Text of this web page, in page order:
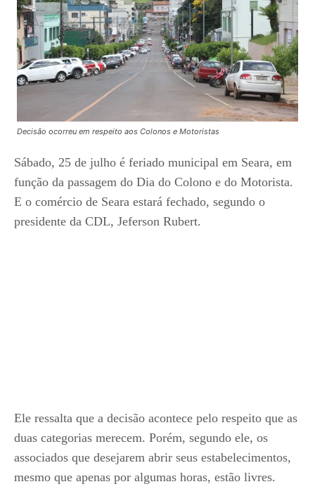
Decisão ocorreu em respeito aos Colonos e Motoristas
Sábado, 25 de julho é feriado municipal em Seara, em
função da passagem do Dia do Colono e do Motorista.
E o comércio de Seara estará fechado, segundo o
presidente da CDL, Jeferson Rubert.
Ele ressalta que a decisão acontece pelo respeito que as
duas categorias merecem. Porém, segundo ele, os
associados que desejarem abrir seus estabelecimentos,
mesmo que apenas por algumas horas, estão livres.